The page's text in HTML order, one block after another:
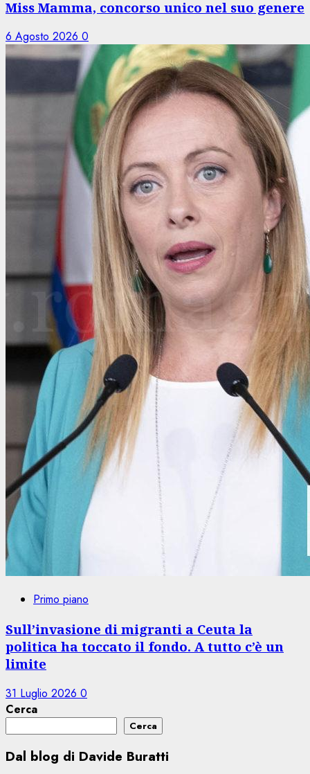
Miss Mamma, concorso unico nel suo genere
6 Agosto 2026 0
Primo piano
Sull’invasione di migranti a Ceuta la
politica ha toccato il fondo. A tutto c’è un
limite
31 Luglio 2026 0
Cerca
Cerca
Dal blog di Davide Buratti